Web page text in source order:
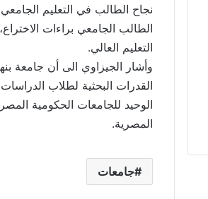
نجاح الطالب في التعليم
الطالب الجامعي براءات
التعليم العالي.
وأشار الجيزاوي الى أن جامعة
القدرات البحثية لطلاب
الوحيد للجامعات الحكومية
المصرية.
جامعات